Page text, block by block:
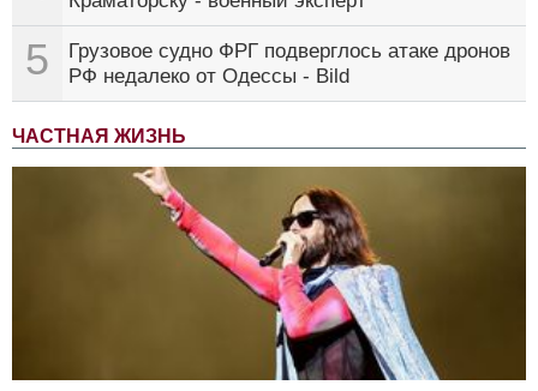
5
Грузовое судно ФРГ подверглось атаке дронов
РФ недалеко от Одессы - Bild
ЧАСТНАЯ ЖИЗНЬ